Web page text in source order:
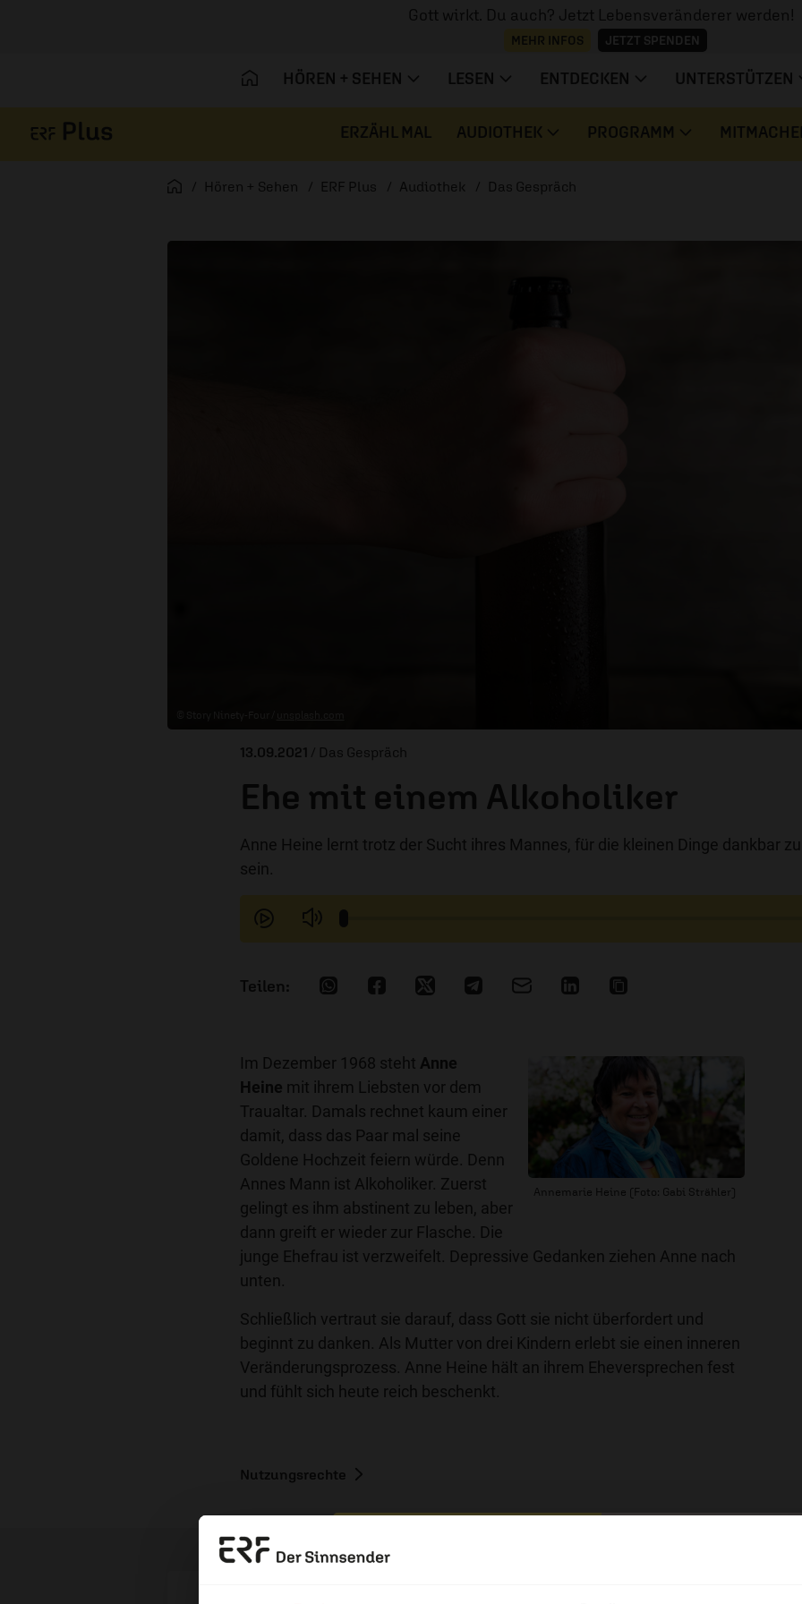
Gott wirkt. Du auch? Jetzt Lebensveränderer werden!
MEHR INFOS JETZT SPENDEN
HÖREN + SEHEN LESEN ENTDECKEN UNTERSTÜTZEN
ERZÄHL MAL AUDIOTHEK PROGRAMM
Startseite
Hören + Sehen ERF Plus Audiothek Das Gespräch
13.09.2021 / Das Gespräch
Ehe mit einem Alkoholiker
Anne Heine lernt trotz der Sucht ihres Mannes, für die kleinen Dinge dankbar zu
sein.
Annemarie Heine (Foto: Gabi Strähler)
Im Dezember 1968 steht Anne
Heine mit ihrem Liebsten vor dem
Traualtar. Damals rechnet kaum einer
damit, dass das Paar mal seine
Goldene Hochzeit feiern würde. Denn
Annes Mann ist Alkoholiker. Zuerst
gelingt es ihm abstinent zu leben, aber
dann greift er wieder zur Flasche. Die
junge Ehefrau ist verzweifelt. Depressive Gedanken ziehen Anne nach
unten.
Schließlich vertraut sie darauf, dass Gott sie nicht überfordert und
beginnt zu danken. Als Mutter von drei Kindern erlebt sie einen inneren
Veränderungsprozess. Anne Heine hält an ihrem Eheversprechen fest
und fühlt sich heute reich beschenkt.
Nutzungsrechte
Erzähl mal!